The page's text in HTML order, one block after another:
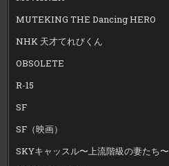
MUTEKING THE Dancing HERO
NHK 天才てれびくん
OBSOLETE
R-15
SF
SF（映画）
SKYキャッスル〜上流階級の妻たち〜